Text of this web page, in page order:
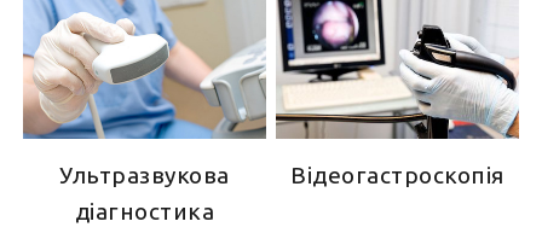
Ультразвукова
діагностика
Відеогастроскопія